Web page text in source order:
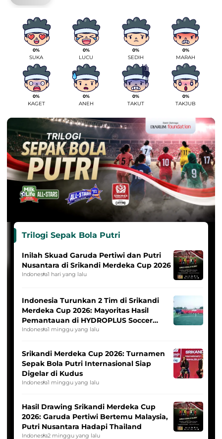
0%
SUKA
0%
LUCU
0%
SEDIH
0%
MARAH
0%
KAGET
0%
ANEH
0%
TAKUT
0%
TAKJUB
Trilogi Sepak Bola Putri
Inilah Skuad Garuda Pertiwi dan Putri
Nusantara di Srikandi Merdeka Cup 2026
Indonesia1 hari yang lalu
Indonesia Turunkan 2 Tim di Srikandi
Merdeka Cup 2026: Mayoritas Hasil
Pemantauan di HYDROPLUS Soccer
League
Indonesia1 minggu yang lalu
Srikandi Merdeka Cup 2026: Turnamen
Sepak Bola Putri Internasional Siap
Digelar di Kudus
Indonesia1 minggu yang lalu
Hasil Drawing Srikandi Merdeka Cup
2026: Garuda Pertiwi Bertemu Malaysia,
Putri Nusantara Hadapi Thailand
Indonesia2 minggu yang lalu